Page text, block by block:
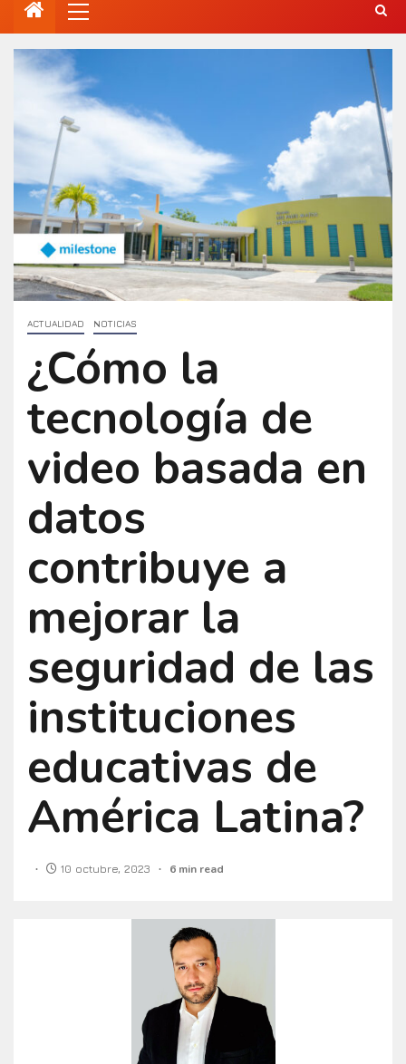
ACTUALIDAD NOTICIAS
¿Cómo la
tecnología de
video basada en
datos
contribuye a
mejorar la
seguridad de las
instituciones
educativas de
América Latina?
10 octubre, 2023 6 min read